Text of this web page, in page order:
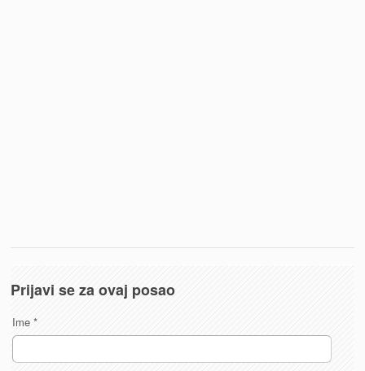
Prijavi se za ovaj posao
Ime*